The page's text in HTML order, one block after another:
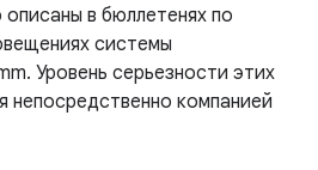
в бюллетенях по
системы
Уровень серьезности этих
непосредственно компанией